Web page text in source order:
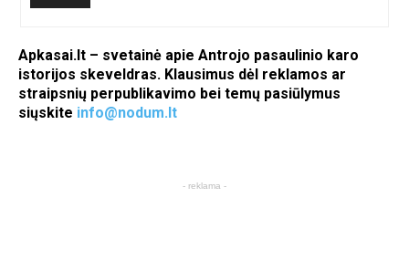
Apkasai.lt – svetainė apie Antrojo pasaulinio karo
istorijos skeveldras. Klausimus dėl reklamos ar
straipsnių perpublikavimo bei temų pasiūlymus
siųskite info@nodum.lt
- reklama -